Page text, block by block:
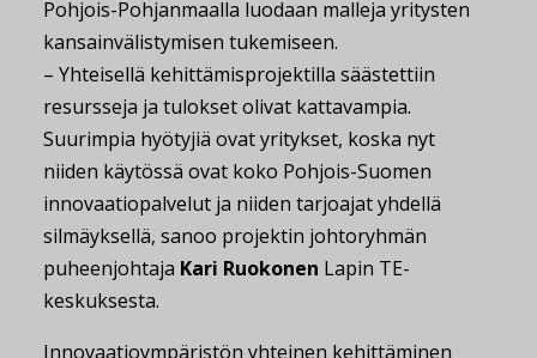
Pohjois-Pohjanmaalla luodaan malleja yritysten
kansainvälistymisen tukemiseen.
– Yhteisellä kehittämisprojektilla säästettiin
resursseja ja tulokset olivat kattavampia.
Suurimpia hyötyjiä ovat yritykset, koska nyt
niiden käytössä ovat koko Pohjois-Suomen
innovaatiopalvelut ja niiden tarjoajat yhdellä
silmäyksellä, sanoo projektin johtoryhmän
puheenjohtaja Kari Ruokonen Lapin TE-
keskuksesta.
Innovaatioympäristön yhteinen kehittäminen